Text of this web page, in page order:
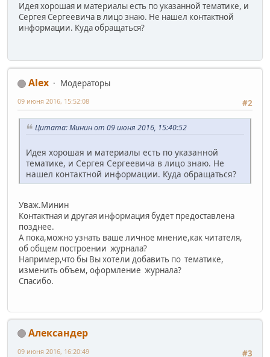
Идея хорошая и материалы есть по указанной тематике, и
Сергея Сергеевича в лицо знаю. Не нашел контактной
информации. Куда обращаться?
Alex
Модераторы
#2
09 июня 2016, 15:52:08
Цитата: Минин от 09 июня 2016, 15:40:52
Идея хорошая и материалы есть по указанной
тематике, и Сергея Сергеевича в лицо знаю. Не
нашел контактной информации. Куда обращаться?
Уваж.Минин
Контактная и другая информация будет предоставлена
позднее.
А пока,можно узнать ваше личное мнение,как читателя,
об общем построении журнала?
Например,что бы Вы хотели добавить по тематике,
изменить объем, оформление журнала?
Спасибо.
Александер
#3
09 июня 2016, 16:20:49